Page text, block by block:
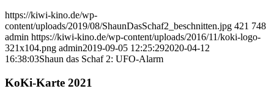
https://kiwi-kino.de/wp-
content/uploads/2019/08/ShaunDasSchaf2_beschnitten.jpg 421 748
admin https://kiwi-kino.de/wp-content/uploads/2016/11/koki-logo-
321x104.png admin2019-09-05 12:25:292020-04-12
16:38:03Shaun das Schaf 2: UFO-Alarm
KoKi-Karte 2021